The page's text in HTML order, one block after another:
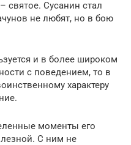
святое. Сусанин стал
не любят, но в бою
и в более широком
с поведением, то в
характеру
моменты его
С ним не